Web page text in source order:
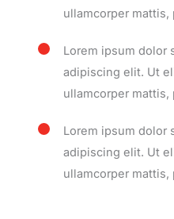
ullamcorper
Lorem ipsum dolor
adipiscing elit. Ut
ullamcorper
Lorem ipsum dolor
adipiscing elit. Ut
ullamcorper